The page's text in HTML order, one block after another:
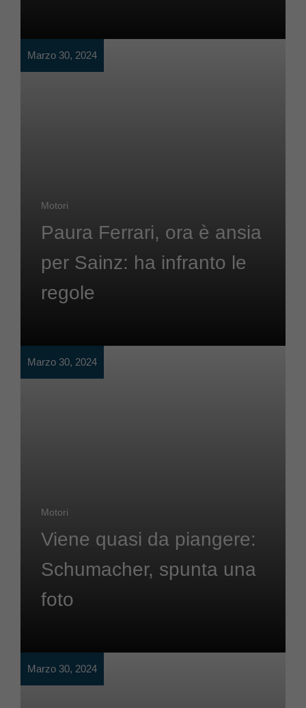
Marzo 30, 2024
Motori
Paura Ferrari, ora è ansia
per Sainz: ha infranto le
regole
Marzo 30, 2024
Motori
Viene quasi da piangere:
Schumacher, spunta una
foto
Marzo 30, 2024